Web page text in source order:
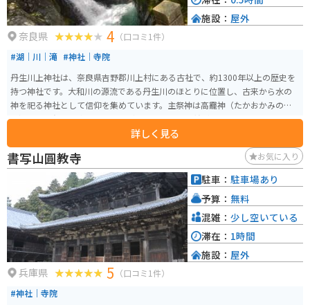
奈良県 4 （口コミ1件）
#湖｜川｜滝 #神社｜寺院
丹生川上神社は、奈良県吉野郡川上村にある古社で、約1300年以上の歴史を
持つ神社です。大和川の源流である丹生川のほとりに位置し、古来から水の
神を祀る神社として信仰を集めています。主祭神は高龗神（たかおかみのか
み）で、雨乞いや水運、農業などに関連するご利益があるとされています。
この神社は、上社・中社・下社の三つから構成され、いずれも深い自然に囲
まれた静寂な環境にあります。上社は特に雨乞いの儀式が行われたことで有
名で、古代から農耕の発展に重要な役割を果たしてきました。また、境内は
自然豊かで、四季折々の美しい風景を楽しむことができ、特に秋の紅葉が見
事です。丹生川上神社は、水にまつわる神聖な空間として、今も多くの参拝者
が訪れる場所となっています。
詳しく見る
施設： 屋外
書写山圓教寺 お気に入り
兵庫県 5 （口コミ1件）
#神社｜寺院
駐車： 駐車場あり
予算： 無料
混雑： 少し空いている
滞在： 1時間
施設： 屋外